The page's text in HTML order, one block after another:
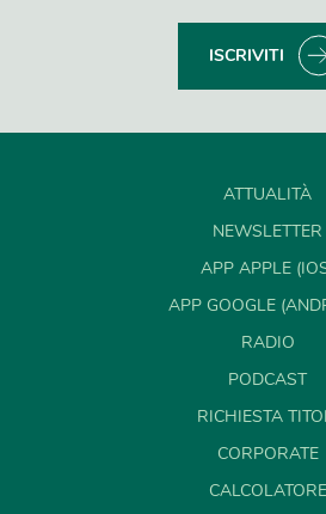
ISCRIVITI
ATTUALITÀ
NEWSLETTER
APP APPLE
APP GOOGLE
RADIO
PODCAST
RICHIESTA
CORPORATE
CALCOLATORE